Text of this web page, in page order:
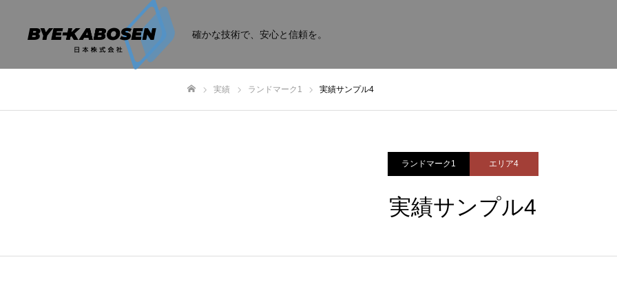
確かな技術で、安心と信頼を。
実績 ランドマーク1 実績サンプル4
ランドマーク1 エリア4
実績サンプル4